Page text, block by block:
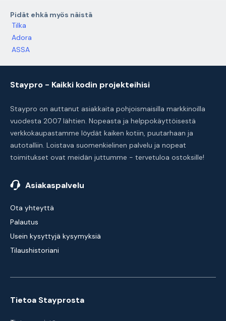
Pidät ehkä myös näistä
Tilka
Adora
ASSA
Staypro - Kaikki kodin projekteihisi
Staypro on auttanut asiakkaita pohjoismaisilla markkinoilla
vuodesta 2007 lähtien. Nopeasta ja helppokäyttöisestä
verkkokaupastamme löydät kaiken kotiin, puutarhaan ja
autotalliin. Loistava suomenkielinen palvelu ja nopeat
toimitukset ovat meidän juttumme - tervetuloa ostoksille!
Asiakaspalvelu
Ota yhteyttä
Palautus
Usein kysyttyjä kysymyksiä
Tilaushistoriani
Tietoa Stayprosta